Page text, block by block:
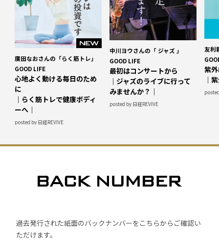
廣田なおさんの「らく筋トレ」
GOOD LIFE
心地よく動ける毎日のため
に
｜らく筋トレで健康ボディ
ーへ｜
posted by 日経REVIVE
中川ヨウさんの「 ジャズ 」
GOOD LIFE
最初はコンサートから
｜ジャズのライブに行って
みませんか？｜
posted by 日経REVIVE
友利
紫
｜
過去発行された紙面のバックナンバーをこちらからご確認い
ただけます。